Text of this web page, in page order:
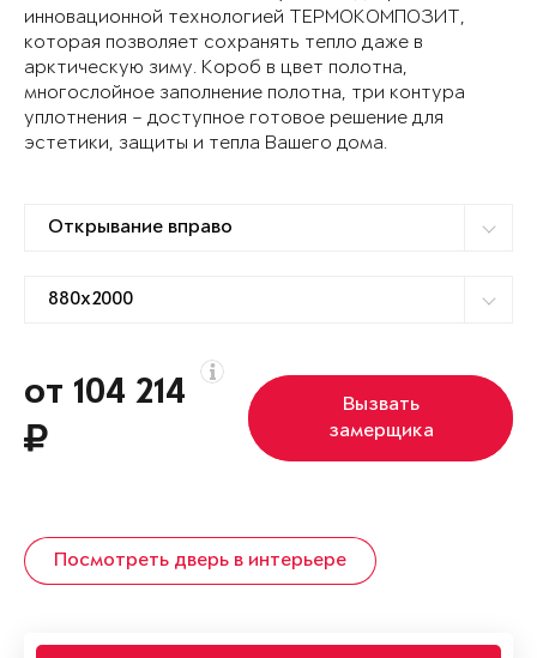
инновационной технологией ТЕРМОКОМПОЗИТ,
которая позволяет сохранять тепло даже в
арктическую зиму. Короб в цвет полотна,
многослойное заполнение полотна, три контура
уплотнения – доступное готовое решение для
эстетики, защиты и тепла Вашего дома.
от 104 214
Вызвать
замерщика
Посмотреть дверь в интерьере